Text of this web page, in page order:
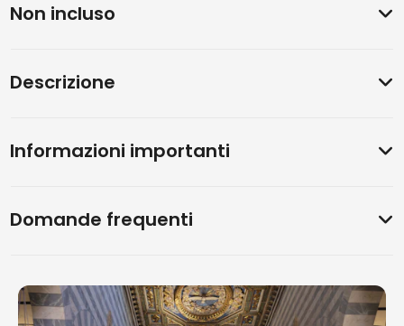
Non incluso
Descrizione
Informazioni importanti
Domande frequenti